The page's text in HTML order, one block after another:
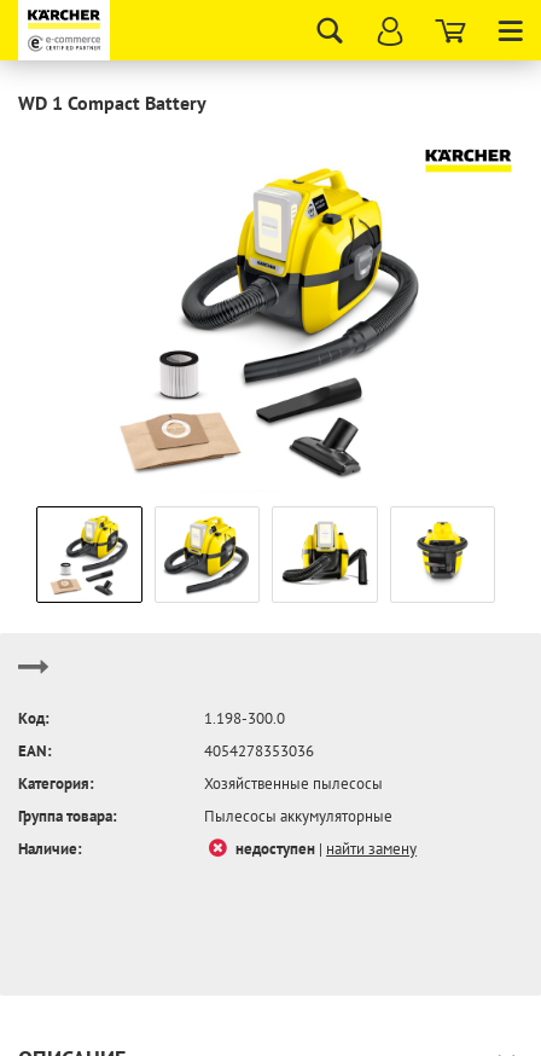
WD 1 Compact Battery
Код:
1.198-300.0
EAN:
4054278353036
Категория:
Хозяйственные пылесосы
Группа товара:
Пылесосы аккумуляторные
Наличие:
недоступен | найти замену